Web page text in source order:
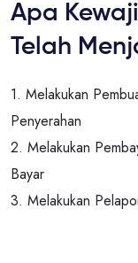
Apa
Telah
1. Melakukan
Penyerahan
2. Melakukan
Bayar
3. Melakukan